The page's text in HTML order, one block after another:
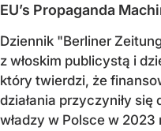
EU’s Propaganda
Dziennik "Berliner
z włoskim publicystą i
który twierdzi, że
działania przyczyniły
władzy w Polsce w